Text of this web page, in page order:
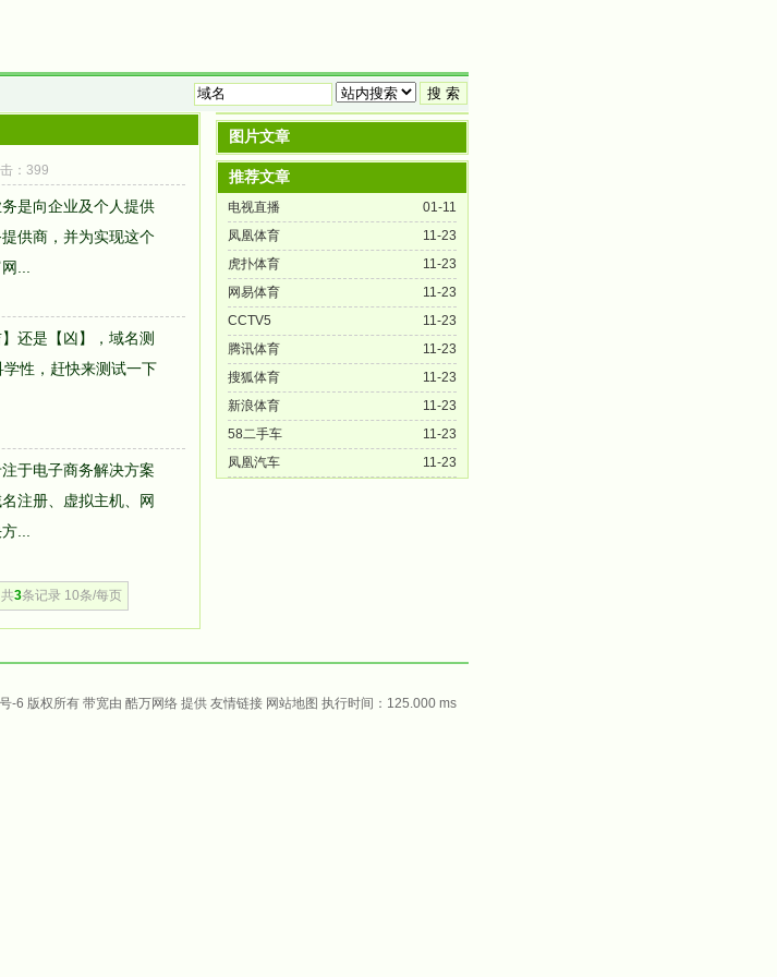
：399
是向企业及个人提供
供商，并为实现这个
...
还是【凶】，域名测
性，赶快来测试一下
于电子商务解决方案
注册、虚拟主机、网
...
共3条记录 10条/每页
图片文章
推荐文章
01-11
电视直播
11-23
凤凰体育
11-23
虎扑体育
11-23
网易体育
11-23
CCTV5
11-23
腾讯体育
11-23
搜狐体育
11-23
新浪体育
11-23
58二手车
11-23
凤凰汽车
-6 版权所有 带宽由 酷万网络 提供 友情链接 网站地图 执行时间：125.000 ms